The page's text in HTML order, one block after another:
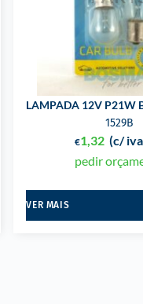
LAMPADA 12V P21W
1529B
€1,32 (c/
pedir
VER MAIS